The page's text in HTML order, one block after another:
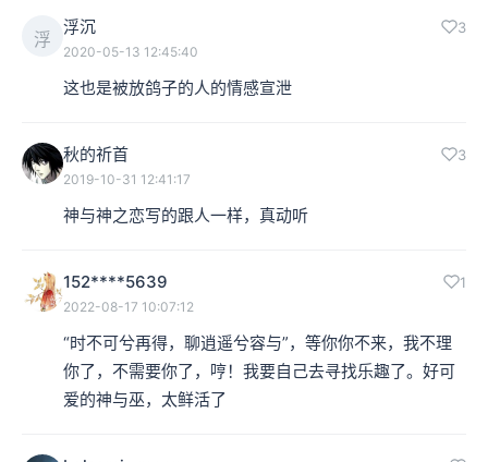
浮
浮沉 3
2020-05-13 12:45:40
这也是被放鸽子的人的情感宣泄
秋的祈首 3
2019-10-31 12:41:17
神与神之恋写的跟人一样，真动听
152****5639 1
2022-08-17 10:07:12
“时不可兮再得，聊逍遥兮容与”，等你你不来，我不理
你了，不需要你了，哼！我要自己去寻找乐趣了。好可
爱的神与巫，太鲜活了